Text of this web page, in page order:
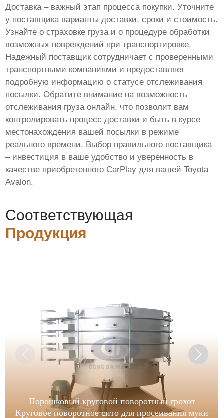
Доставка – важный этап процесса покупки. Уточните
у поставщика варианты доставки, сроки и стоимость.
Узнайте о страховке груза и о процедуре обработки
возможных повреждений при транспортировке.
Надежный поставщик сотрудничает с проверенными
транспортными компаниями и предоставляет
подробную информацию о статусе отслеживания
посылки. Обратите внимание на возможность
отслеживания груза онлайн, что позволит вам
контролировать процесс доставки и быть в курсе
местонахождения вашей посылки в режиме
реального времени. Выбор правильного поставщика
– инвестиция в ваше удобство и уверенность в
качестве приобретенного CarPlay для вашей Toyota
Avalon.
Соответствующая
Продукция
Порошковый круговой поворотный грохот
Круговое поворотное сито для просеивания муки